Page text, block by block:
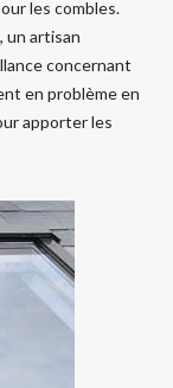
les combles.
un artisan
concernant
en problème en
apporter les